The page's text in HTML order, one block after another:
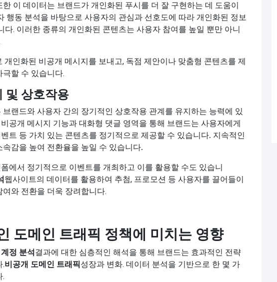
한 이 데이터는 브랜드가 개인화된 푸시를 더 잘 구현하는 데 도움이
행동 분석을 바탕으로 사용자의 관심과 선호도에 따라 개인화된 정보
다. 이러한 종류의 개인화된 콘텐츠는 사용자 참여를 높일 뿐만 아니
개인화된 비공개 메시지를 보내고, 독점 제안이나 맞춤형 콘텐츠를 제
할 수 있습니다.
및 상호작용
브랜드와 사용자 간의 장기적인 상호작용 관계를 유지하는 능력에 있
공개 메시지 기능과 대화형 댓글 영역을 통해 브랜드는 사용자에게
트 등 가치 있는 콘텐츠를 정기적으로 제공할 수 있습니다. 지속적인
감을 높여 전환율을 높일 수 있습니다.
에서 정기적으로 이벤트를 개최하고 이를 활용할 수도 있습니
웹사이트의 데이터를 활용하여 추첨, 프로모션 등 사용자를 끌어들이
와 전환을 더욱 장려합니다.
도메인 트래픽 정책에 미치는 영향
정 분석 결과에 대한 심층적인 해석을 통해 브랜드는 효과적인 전략
.비공개 도메인 트래픽성장과 변화. 데이터 분석을 기반으로 한 몇 가
.